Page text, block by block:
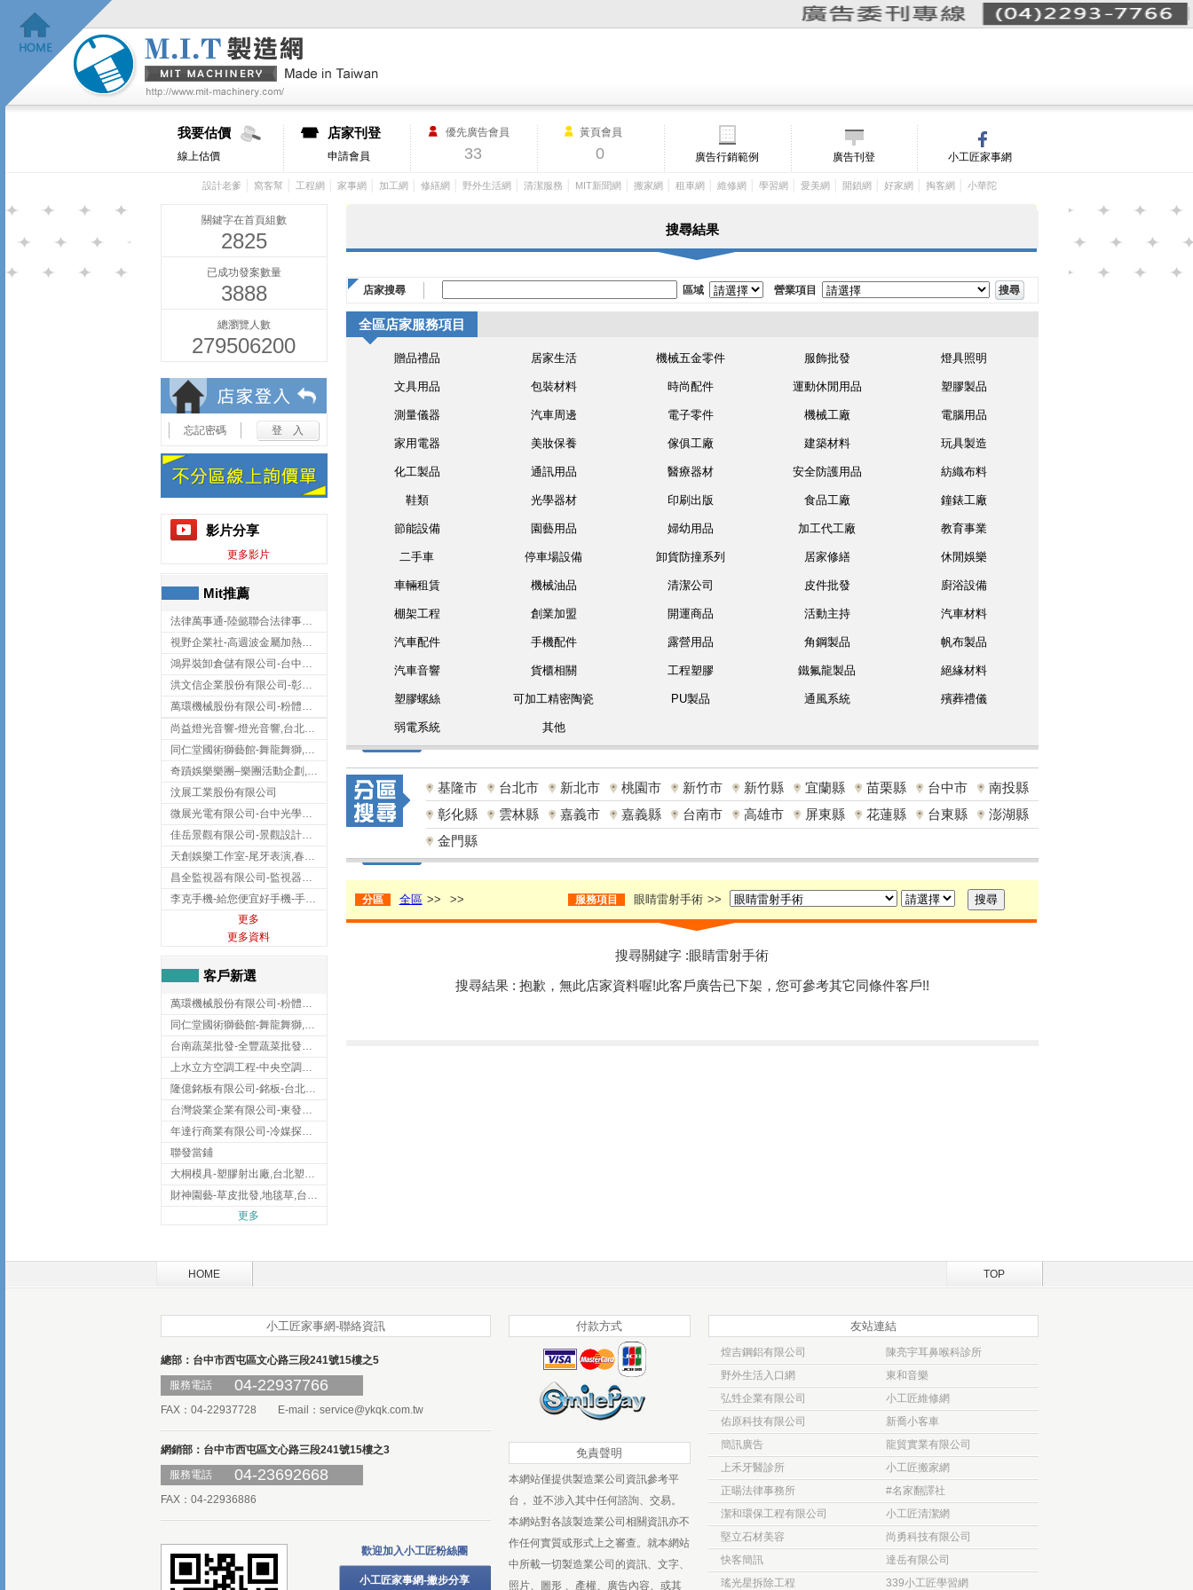
詢價單(0
我要估價
線上估價
店家刊登
申請會員
優先廣告會員
33
黃頁會員
0 廣告行銷範例 廣告刊登 小工匠家事網
設計老爹 窩客幫 工程網 家事網 加工網 修繕網 野外生活網 清潔服務 MIT新聞網 搬家網 租車網 維修網 學習網 愛美網 開鎖網 好家網 掏客網 小華陀
關鍵字在首頁組數
2825
已成功發案數量
3888
總瀏覽人數
279506200
忘記密碼
影片分享
更多影片
Mit推薦
法律萬事通-陸懿聯合法律事務所
視野企業社-高週波金屬加熱設備,彰化高週波金屬加熱設備
鴻昇裝卸倉儲有限公司-台中貨櫃裝卸
洪文信企業股份有限公司-彰化鋅合金鑄造,彰化五金加工,彰化五金配件
萬環機械股份有限公司-粉體塗裝設備,輸送機,輸送機設備,台南輸送機
尚益燈光音響-燈光音響,台北燈光音響,台北燈光音響出租
同仁堂國術獅藝館-舞龍舞獅,台中舞龍舞獅
奇蹟娛樂樂團–樂團活動企劃,台中樂團表演,台中婚禮樂團
汶展工業股份有限公司
微展光電有限公司-台中光學鍍膜,optical filter taiwan,台灣光學鍍膜
佳岳景觀有限公司-景觀設計公司,台北景觀設計,台北景觀工程,中山區景觀設計
天創娛樂工作室-尾牙表演,春酒表演,板橋尾牙表演
昌全監視器有限公司-監視器安裝,高雄監視器安裝,鳳山區監視器安裝
李克手機-給您便宜好手機-手機收購,屏東手機收購
更多
更多資料
客戶新選
萬環機械股份有限公司-粉體塗裝設備,輸送機,輸送機設備,台南輸送機
同仁堂國術獅藝館-舞龍舞獅,台中舞龍舞獅
台南蔬菜批發-全豐蔬菜批發專送/台南蔬菜箱宅配到府
上水立方空調工程-中央空調規劃,台北中央空調規劃
隆億銘板有限公司-銘板-台北銘板-板橋銘板
台灣袋業企業有限公司-東發企業社/台中太空袋/太空包
年達行商業有限公司-冷媒探漏儀,壓力錶組,真空泵浦,台北冷凍空調材料
聯發當鋪
大桐模具-塑膠射出廠,台北塑膠射出廠
財神園藝-草皮批發,地毯草,台北草,彰化地毯草,彰化台北草
更多
搜尋結果
店家搜尋 區域 營業項目
全區店家服務項目
贈品禮品 居家生活 機械五金零件 服飾批發 燈具照明
文具用品 包裝材料 時尚配件 運動休閒用品 塑膠製品
測量儀器 汽車周邊 電子零件 機械工廠 電腦用品
家用電器 美妝保養 傢俱工廠 建築材料 玩具製造
化工製品 通訊用品 醫療器材 安全防護用品 紡織布料
鞋類 光學器材 印刷出版 食品工廠 鐘錶工廠
節能設備 園藝用品 婦幼用品 加工代工廠 教育事業
二手車 停車場設備 卸貨防撞系列 居家修繕 休閒娛樂
車輛租賃 機械油品 清潔公司 皮件批發 廚浴設備
棚架工程 創業加盟 開運商品 活動主持 汽車材料
汽車配件 手機配件 露營用品 角鋼製品 帆布製品
汽車音響 貨櫃相關 工程塑膠 鐵氟龍製品 絕緣材料
塑膠螺絲 可加工精密陶瓷 PU製品 通風系統 殯葬禮儀
弱電系統 其他
基隆市 台北市 新北市 桃園市 新竹市 新竹縣 宜蘭縣 苗栗縣 台中市
南投縣
彰化縣
雲林縣 嘉義市 嘉義縣 台南市 高雄市 屏東縣 花蓮縣 台東縣
澎湖縣
金門縣
分區 全區 >> >> 服務項目 眼睛雷射手術 >>
搜尋關鍵字 :眼睛雷射手術
搜尋結果 : 抱歉，無此店家資料喔!此客戶廣告已下架，您可參考其它同條件客戶!!
HOME TOP
小工匠家事網-聯絡資訊
總部：台中市西屯區文心路三段241號15樓之5
服務電話
04-22937766
FAX：04-22937728 E-mail： service@ykqk.com.tw
網銷部：台中市西屯區文心路三段241號15樓之3
服務電話
04-23692668
FAX：04-22936886
歡迎加入小工匠粉絲團
小工匠家事網-撇步分享
付款方式
免責聲明
本網站僅提供製造業公司資訊參考平
台， 並不涉入其中任何諮詢、交易。
本網站對各該製造業公司相關資訊亦不
作任何實質或形式上之審查。就本網站
中所載一切製造業公司的資訊、文字、
照片、圖形 、產權、廣告內容、或其
友站連結
煌吉鋼鋁有限公司
陳亮宇耳鼻喉科診所
野外生活入口網
東和音樂
弘甡企業有限公司
小工匠維修網
佑原科技有限公司
新喬小客車
簡訊廣告
龍貿實業有限公司
上禾牙醫診所
小工匠搬家網
正暘法律事務所
#名家翻譯社
潔和環保工程有限公司
小工匠清潔網
堅立石材美容
尚勇科技有限公司
快客簡訊
達岳有限公司
瑤光星拆除工程
339小工匠學習網